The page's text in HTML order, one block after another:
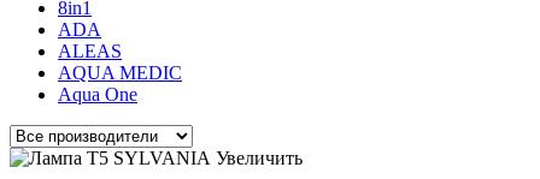
8in1
ADA
ALEAS
AQUA MEDIC
Aqua One
Увеличить